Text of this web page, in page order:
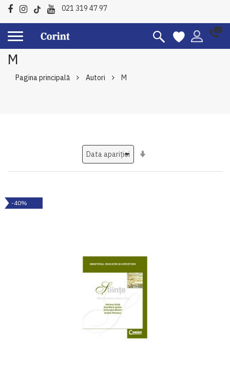
021 319 47 97
M
Pagina principală Autori M
-40%